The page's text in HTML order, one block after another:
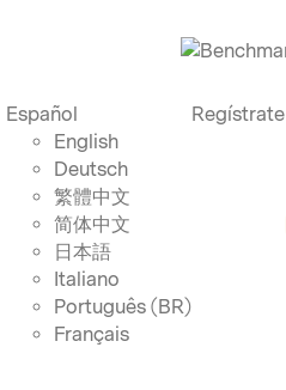
Español
English
Deutsch
繁體中文
简体中文
日本語
Italiano
Português (BR)
Français
Regístrate